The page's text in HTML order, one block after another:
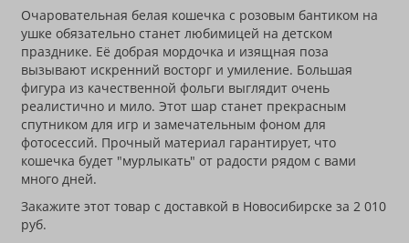
Очаровательная белая кошечка с розовым бантиком на
ушке обязательно станет любимицей на детском
празднике. Её добрая мордочка и изящная поза
вызывают искренний восторг и умиление. Большая
фигура из качественной фольги выглядит очень
реалистично и мило. Этот шар станет прекрасным
спутником для игр и замечательным фоном для
фотосессий. Прочный материал гарантирует, что
кошечка будет "мурлыкать" от радости рядом с вами
много дней.
Закажите этот товар с доставкой в Новосибирске за 2 010
руб.